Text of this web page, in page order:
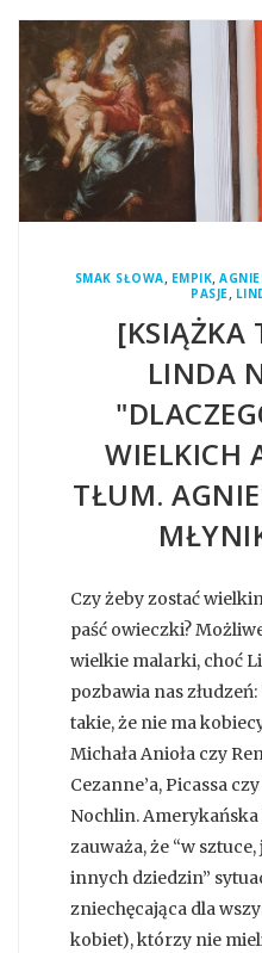
SMAK SŁOWA, EMPIK,
PASJE,
[KSIĄŻKA
LINDA
WIELKICH
TŁUM.
Czy żeby zostać
paść owieczki?
wielkie malarki, choć
pozbawia nas
takie, że nie ma
Michała Anioła czy
Cezanne’a, Picassa
Nochlin.
zauważa, że “w
innych dziedzin”
zniechęcająca dla
kobiet), którzy nie